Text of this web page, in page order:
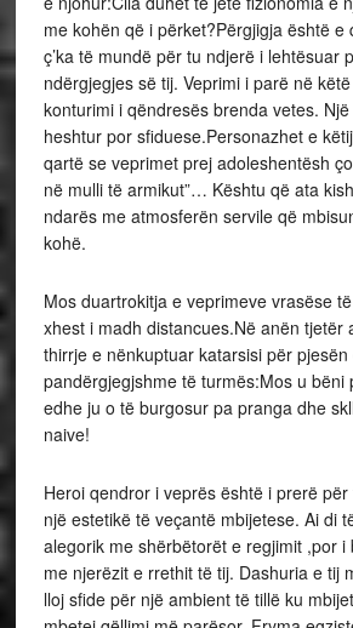
me kohën që i përket?Përgjigja është e
ç’ka të mundë për tu ndjerë i lehtësuar
ndërgjegjes së tij. Veprimi i parë në
konturimi i qëndresës brenda vetes.
heshtur por sfiduese.Personazhet e
qartë se veprimet prej adoleshentësh
në mulli të armikut”… Kështu që ata
ndarës me atmosferën servile që
kohë.
Mos duartrokitja e veprimeve vrasëse
xhest i madh distancues.Në anën tjetër
thirrje e nënkuptuar katarsisi për pjesën
pandërgjegjshme të turmës:Mos u bëni
edhe ju o të burgosur pa pranga dhe
naive!
Heroi qendror i veprës është i prerë
një estetikë të veçantë mbijetese. Ai di
alegorik me shërbëtorët e regjimit ,por i
me njerëzit e rrethit të tij. Dashuria e tij
lloj sfide për një ambient të tillë ku